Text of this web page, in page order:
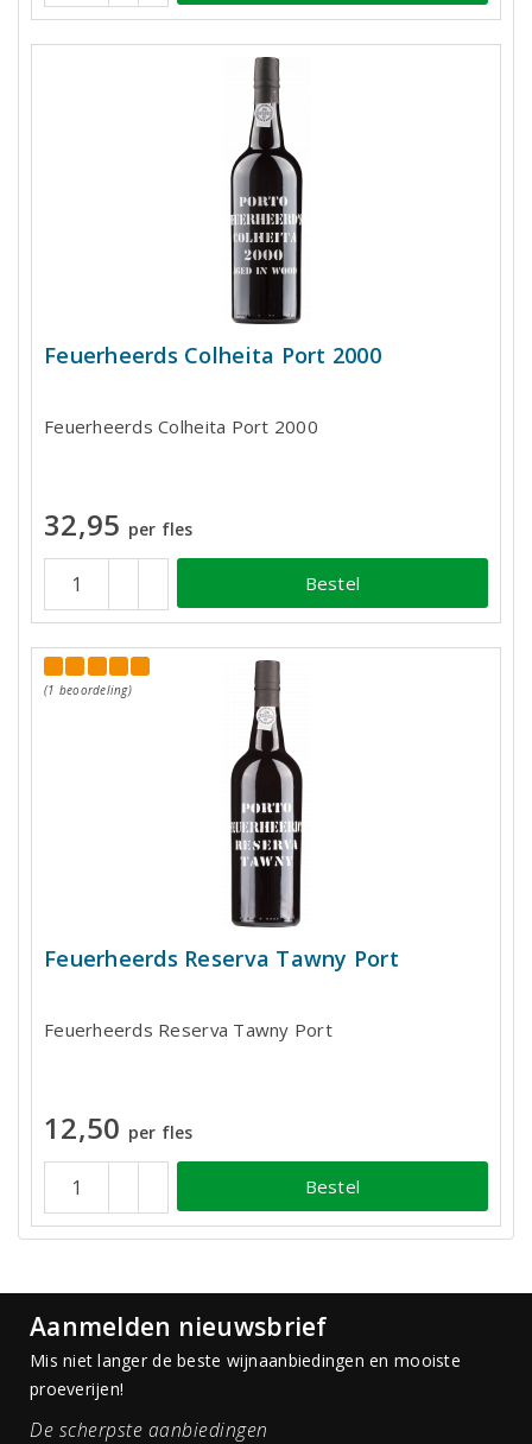
Feuerheerds Colheita Port 2000
Feuerheerds Colheita Port 2000
32,95 per fles
Bestel
(1 beoordeling)
Feuerheerds Reserva Tawny Port
Feuerheerds Reserva Tawny Port
12,50 per fles
Bestel
Aanmelden nieuwsbrief
Mis niet langer de beste wijnaanbiedingen en mooiste
proeverijen!
De scherpste aanbiedingen